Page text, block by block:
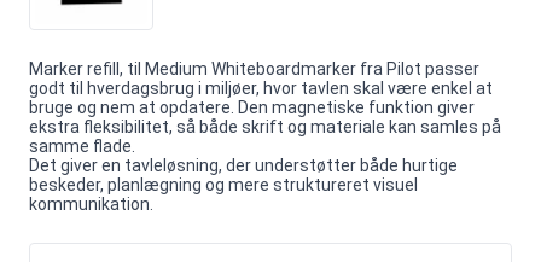
Marker refill, til Medium Whiteboardmarker fra Pilot passer
godt til hverdagsbrug i miljøer, hvor tavlen skal være enkel at
bruge og nem at opdatere. Den magnetiske funktion giver
ekstra fleksibilitet, så både skrift og materiale kan samles på
samme flade.
Det giver en tavleløsning, der understøtter både hurtige
beskeder, planlægning og mere struktureret visuel
kommunikation.